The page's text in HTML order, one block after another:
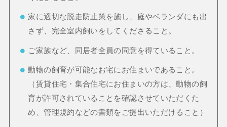
家に適切な脱走防止策を施し、庭やベランダにも出
さず、完全室内飼いをしてくださること。
ご家族など、同居者全員の同意を得ていること。
動物の飼育が可能なお宅にお住まいであること。
（賃貸住宅・集合住宅にお住まいの方は、動物の飼
育が許可されていることを確認させていただくた
め、管理規約などの書類をご提出いただけること）